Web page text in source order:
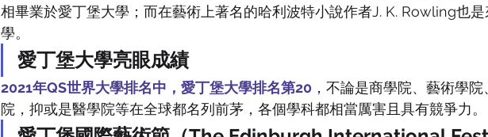
相畢業於愛丁堡大學；而在藝術上著名的哈利波特小說作者J. K. Rowling也
學。
愛丁堡大學亮眼成績
2021年QS世界大學排名中，愛丁堡大學排名第20 ，不論是商學院、藝術學
院，抑或是醫學院等在全球都名列前茅，各個學科都相當厲害且具有競爭力。